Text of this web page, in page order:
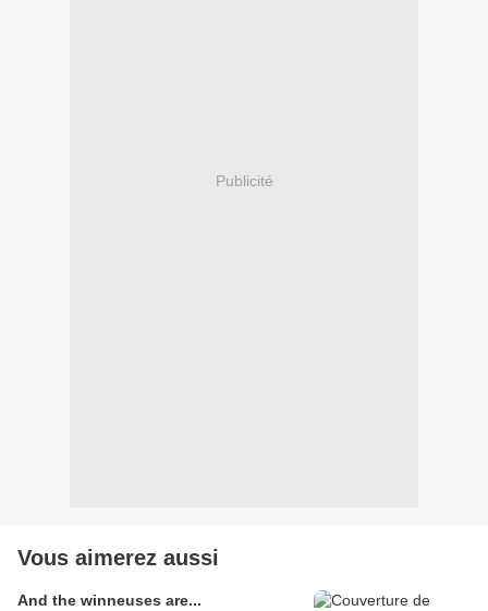
Publicité
Vous aimerez aussi
And the winneuses are...